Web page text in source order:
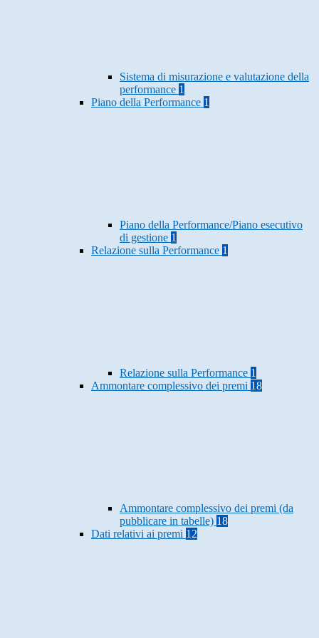
Sistema di misurazione e valutazione della
performance 1
Piano della Performance 1
Piano della Performance/Piano esecutivo
di gestione 1
Relazione sulla Performance 1
Relazione sulla Performance 1
Ammontare complessivo dei premi 18
Ammontare complessivo dei premi (da
pubblicare in tabelle) 18
Dati relativi ai premi 12